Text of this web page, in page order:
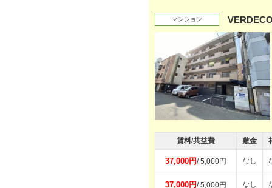
マンション
賃料/共益費 敷金
37,000円/ 5,000円 なし
37,000円/ 5,000円 なし